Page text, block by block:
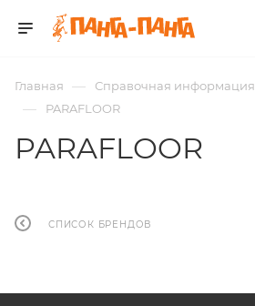
Главная — Справочная информация
— PARAFLOOR
PARAFLOOR
СПИСОК БРЕНДОВ